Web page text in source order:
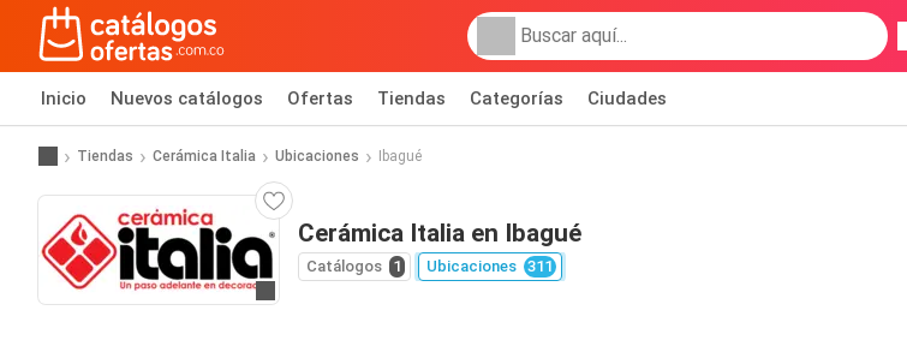
Inicio Nuevos catálogos Ofertas Tiendas Categorías Ciudades
Tiendas Cerámica Italia Ubicaciones Ibagué
Cerámica Italia en Ibagué
Catálogos 1 Ubicaciones 311